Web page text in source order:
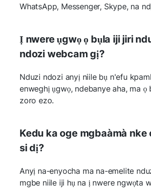
WhatsApp, Messenger, Skype, na
Ị nwere ụgwọ ọ bụla iji jiri
ndozi webcam gị?
Nduzi ndozi anyị niile bụ n'efu
enweghị ụgwọ, ndebanye aha, ma ọ
zoro ezo.
Kedu ka oge mgbaàmà nke
si dị?
Anyị na-enyocha ma na-emelite
mgbe niile iji hụ na ị nwere ngwọta